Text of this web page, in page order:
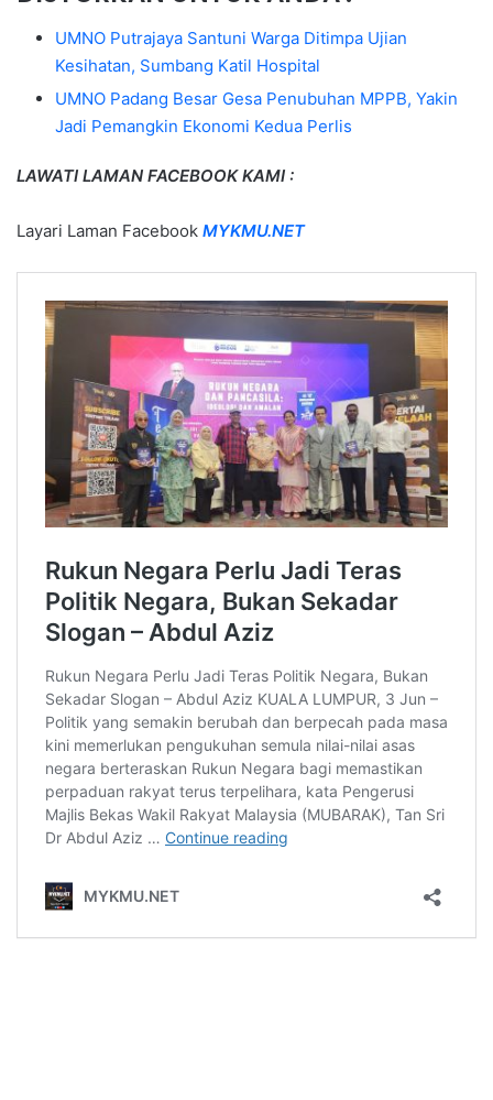
UMNO Putrajaya Santuni Warga Ditimpa Ujian
Kesihatan, Sumbang Katil Hospital
UMNO Padang Besar Gesa Penubuhan MPPB, Yakin
Jadi Pemangkin Ekonomi Kedua Perlis
LAWATI LAMAN FACEBOOK KAMI :
Layari Laman Facebook MYKMU.NET